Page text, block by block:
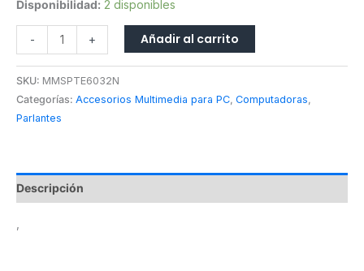
Disponibilidad: 2 disponibles
- + Añadir al carrito
SKU: MMSPTE6032N
Categorías: Accesorios Multimedia para PC, Computadoras,
Parlantes
Descripción